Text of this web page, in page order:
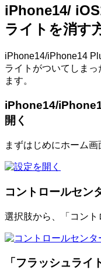
iPhone14/
ライトを消す
iPhone14/iPhone14
ライトがついてしま
ます。
iPhone14/
開く
まずはじめにホーム画
コントロールセン
選択肢から、「コント
「フラッシュライ